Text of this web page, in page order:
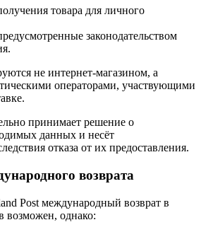
товара для личного
законодательством
не интернет-магазином, а
операторами, участвующими
принимает решение о
данных и несёт
отказа от их предоставления.
возврата
Post международный возврат в
возможен, однако: